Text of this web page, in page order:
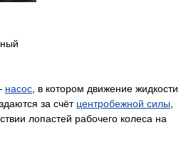
насос , в котором движение жидкости
за счёт центробежной силы
лопастей рабочего колеса на